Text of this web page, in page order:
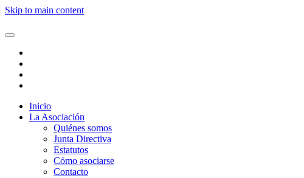
Skip to main content
Inicio
La Asociación
Quiénes somos
Junta Directiva
Estatutos
Cómo asociarse
Contacto